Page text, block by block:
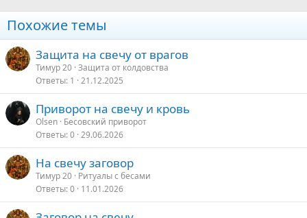
и
и
Похожие темы
Защита на свечу от врагов
Тимур 20 Защита от колдовства
Ответы 1 21.12.2025
Приворот на свечу и кровь
Olsen Бесовский приворот
Ответы 0 29.06.2026
На свечу заговор
Тимур 20 Ритуалы с бесами
Ответы 0 11.01.2026